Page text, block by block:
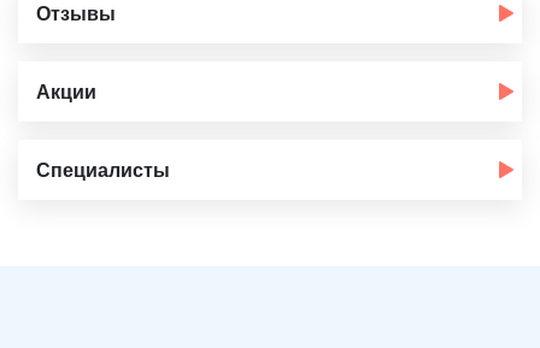
Отзывы
Акции
Специалисты